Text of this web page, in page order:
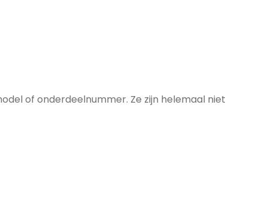
of onderdeelnummer. Ze zijn helemaal niet